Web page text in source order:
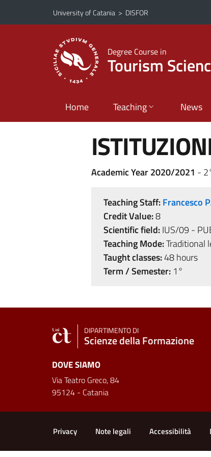
Go to main content
Go to navigation menu
University of Catania > DISFOR
Degree Course in
Tourism
Home Teaching News
Academic Year 2020/2021 -
Teaching Staff:Francesco
Credit Value:8
Scientific field:IUS/09 -
Teaching Mode:Traditional
Taught classes:48 hours
Term / Semester:1°
DIPARTIMENTO DI
Scienze della Formazione
DOVE SIAMO
Via Teatro Greco, 84
95124 - Catania
Privacy Note legali Accessibilità